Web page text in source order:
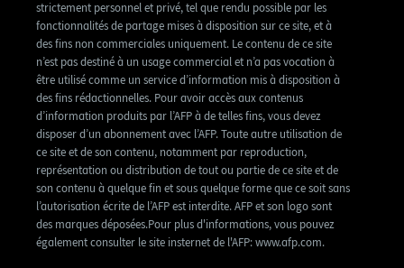
strictement personnel et privé, tel que rendu possible par les
fonctionnalités de partage mises à disposition sur ce site, et à
des fins non commerciales uniquement. Le contenu de ce site
n’est pas destiné à un usage commercial et n’a pas vocation à
être utilisé comme un service d’information mis à disposition à
des fins rédactionnelles. Pour avoir accès aux contenus
d’information produits par l’AFP à de telles fins, vous devez
disposer d’un abonnement avec l’AFP. Toute autre utilisation de
ce site et de son contenu, notamment par reproduction,
représentation ou distribution de tout ou partie de ce site et de
son contenu à quelque fin et sous quelque forme que ce soit sans
l’autorisation écrite de l’AFP est interdite. AFP et son logo sont
des marques déposées.Pour plus d'informations, vous pouvez
également consulter le site insternet de l'AFP: www.afp.com.